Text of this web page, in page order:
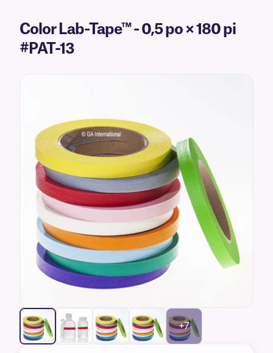
Color Lab-Tape™ - 0,5 po × 180 pi
#PAT-13
+7